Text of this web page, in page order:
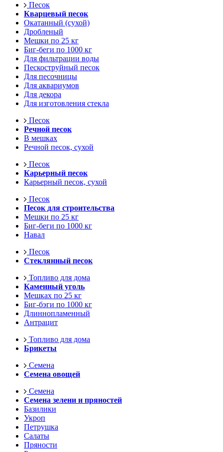
Песок
Кварцевый песок
Окатанный (сухой)
Дробленый
Мешки по 25 кг
Биг-беги по 1000 кг
Для фильтрации воды
Пескоструйный песок
Для песочницы
Для аквариумов
Для декора
Для изготовления стекла
Песок
Речной песок
В мешках
Речной песок, сухой
Песок
Карьерный песок
Карьерный песок, сухой
Песок
Песок для строительства
Мешки по 25 кг
Биг-беги по 1000 кг
Навал
Песок
Стеклянный песок
Топливо для дома
Каменный уголь
Мешках по 25 кг
Биг-бэги по 1000 кг
Длиннопламенный
Антрацит
Топливо для дома
Брикеты
Семена
Семена овощей
Семена
Семена зелени и пряностей
Базилики
Укроп
Петрушка
Салаты
Пряности